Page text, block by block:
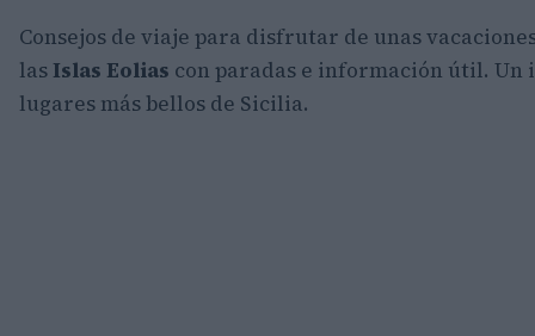
Consejos de viaje para disfrutar de unas
las Islas Eolias con paradas e información útil.
lugares más bellos de Sicilia.